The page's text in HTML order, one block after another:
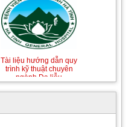
Hướng dẫn chẩn đoán và
điều trị các bệnh về dị
ứng-miễn dịch lâm sàng
thuật Nhi khoa